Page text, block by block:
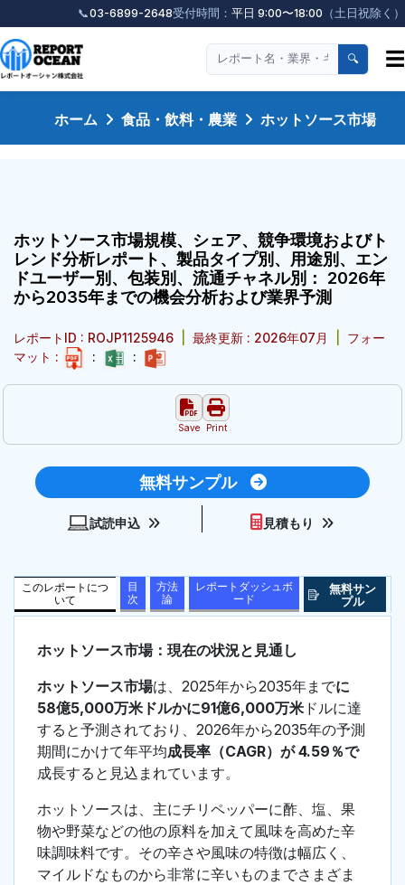
📞03-6899-2648受付時間： 平日 9:00〜18:00 （土日祝除く）
🔍 ☰
ホーム 食品・飲料・農業 ホットソース市場
ホットソース市場規模、シェア、競争環境およびト
レンド分析レポート、製品タイプ別、用途別、エン
ドユーザー別、包装別、流通チャネル別： 2026年
から2035年までの機会分析および業界予測
レポートID : ROJP1125946 最終更新 : 2026年07月
フォー
マット :
: :
Save Print
無料サンプル
試読申込 見積もり
このレポートにつ
いて
目
次
方法
論
レポートダッシュボ
ード
無料サン
プル
ホットソース市場：現在の状況と見通し
ホットソース市場は、2025年から2035年までに
58億5,000万米ドルかに91億6,000万米 ドルに達
すると予測されており、2026年から2035年の予測
期間にかけて年平均成長率（CAGR）が 4.59％で
成長すると見込まれています。
ホットソースは、主にチリペッパーに酢、塩、果
物や野菜などの他の原料を加えて風味を高めた辛
味調味料です。その辛さや風味の特徴は幅広く、
マイルドなものから非常に辛いものまでさまざま